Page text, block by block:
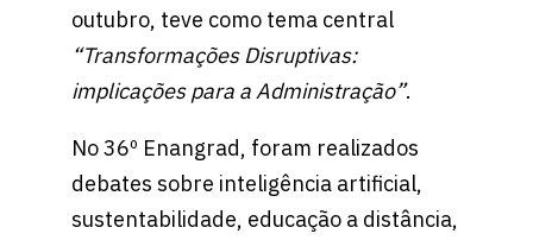
outubro, teve como tema central
“Transformações Disruptivas:
implicações para a Administração”.
No 36º Enangrad, foram realizados
debates sobre inteligência artificial,
sustentabilidade, educação a distância,